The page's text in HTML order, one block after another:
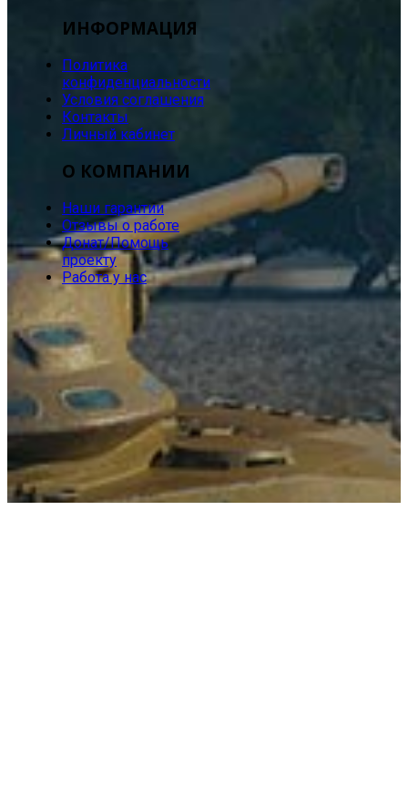
ИНФОРМАЦИЯ
Политика
конфиденциальности
Условия соглашения
Контакты
Личный кабинет
О КОМПАНИИ
Наши гарантии
Отзывы о работе
Донат/Помощь
проекту
Работа у нас